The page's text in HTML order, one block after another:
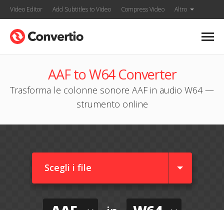
Video Editor Add Subtitles to Video Compress Video Altro
AAF to W64 Converter
Trasforma le colonne sonore AAF in audio W64 —
strumento online
Scegli i file